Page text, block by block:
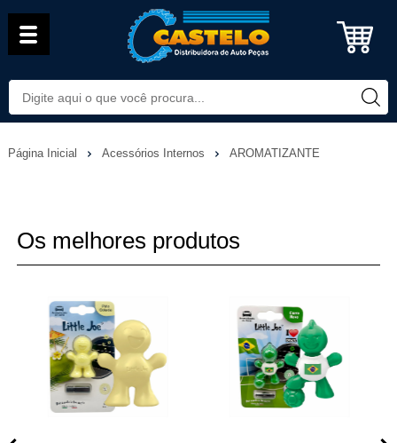
Página Inicial Acessórios Internos AROMATIZANTE
Os melhores produtos